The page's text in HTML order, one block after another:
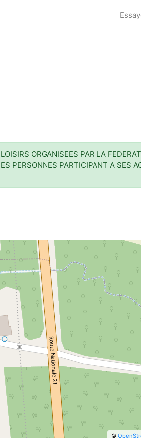
ORGANISEES PAR LA
PERSONNES PARTICIPANT A SES
©